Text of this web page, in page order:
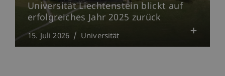
Universität Liechtenstein blickt auf
erfolgreiches Jahr 2025 zurück
15. Juli 2026 Universität